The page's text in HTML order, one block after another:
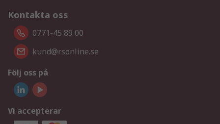
Kontakta oss
0771-45 89 00
kund@rsonline.se
Följ oss på
Vi accepterar